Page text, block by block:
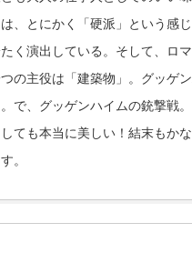
、とにかく「硬派」という感
く演出している。そして、ロ
の主役は「建築物」。グッゲ
で、グッゲンハイムの銃撃戦
ても本当に美しい！結末もか
。